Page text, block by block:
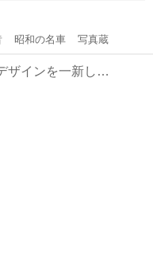
昭和の名車 写真蔵
フロントデザインを一新したら端正なのにインパクトたっぷり！ 三菱 デリカD：2／D：2カスタムを一部改良